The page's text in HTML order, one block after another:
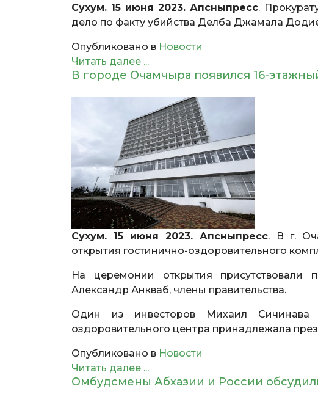
Сухум. 15 июня 2023. Апсныпресс.
дело по факту убийства Делба Джамала
Опубликовано в Новости
Читать далее ...
В городе Очамчыра появился 16-
Сухум. 15 июня 2023. Апсныпресс. В г.
открытия гостинично-оздоровительного
На церемонии открытия
Александр Анкваб, члены правительства.
Один из инвесторов Михаил
оздоровительного центра принадлежала
Опубликовано в Новости
Читать далее ...
Омбудсмены Абхазии и России